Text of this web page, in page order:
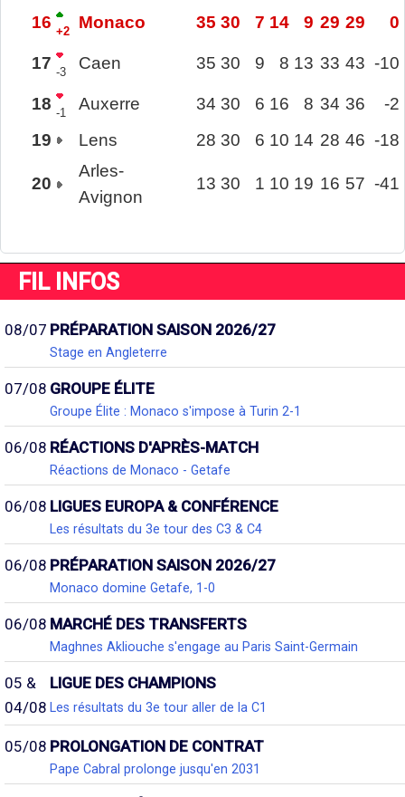
16 +2 Monaco 35 30 7 14 9 29 29 0
17 -3 Caen 35 30 9 8 13 33 43 -10
18 -1 Auxerre 34 30 6 16 8 34 36
-2
19
Lens 28 30 6 10 14 28 46 -18
20
Arles-
Avignon
13 30 1 10 19 16 57 -41
FIL INFOS
08/07 PRÉPARATION SAISON 2026/27
Stage en Angleterre
07/08 GROUPE ÉLITE
Groupe Élite : Monaco s'impose à Turin 2-1
06/08 RÉACTIONS D'APRÈS-MATCH
Réactions de Monaco - Getafe
06/08 LIGUES EUROPA & CONFÉRENCE
Les résultats du 3e tour des C3 & C4
06/08 PRÉPARATION SAISON 2026/27
Monaco domine Getafe, 1-0
06/08 MARCHÉ DES TRANSFERTS
Maghnes Akliouche s'engage au Paris Saint-Germain
05 &
04/08
LIGUE DES CHAMPIONS
Les résultats du 3e tour aller de la C1
05/08 PROLONGATION DE CONTRAT
Pape Cabral prolonge jusqu'en 2031